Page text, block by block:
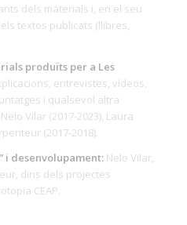
dels materials i, en el seu
textos publicats (llibres,
produïts per a Les
entrevistes, vídeos,
i qualsevol altra
Vilar (2017-2023), Laura
(2017-2018).
i desenvolupament:Nelo Vilar,
dins dels projectes
CEAP.